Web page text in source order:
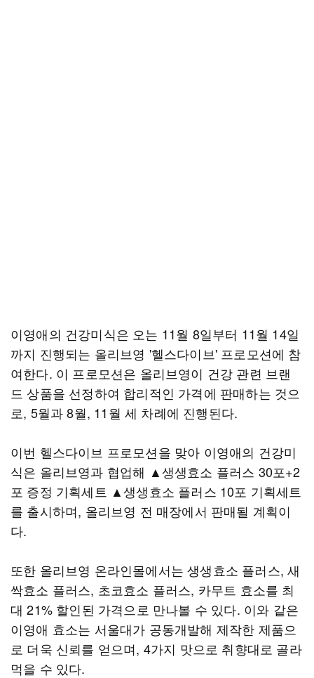
이영애의 건강미식은 오는 11월 8일부터 11월 14일
까지 진행되는 올리브영 '헬스다이브' 프로모션에 참
여한다. 이 프로모션은 올리브영이 건강 관련 브랜
드 상품을 선정하여 합리적인 가격에 판매하는 것으
로, 5월과 8월, 11월 세 차례에 진행된다.
이번 헬스다이브 프로모션을 맞아 이영애의 건강미
식은 올리브영과 협업해 ▲생생효소 플러스 30포+2
포 증정 기획세트 ▲생생효소 플러스 10포 기획세트
를 출시하며, 올리브영 전 매장에서 판매될 계획이
다.
또한 올리브영 온라인몰에서는 생생효소 플러스, 새
싹효소 플러스, 초코효소 플러스, 카무트 효소를 최
대 21% 할인된 가격으로 만나볼 수 있다. 이와 같은
이영애 효소는 서울대가 공동개발해 제작한 제품으
로 더욱 신뢰를 얻으며, 4가지 맛으로 취향대로 골라
먹을 수 있다.